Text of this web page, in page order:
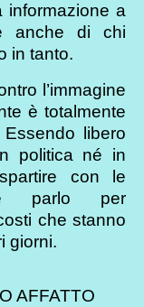
informazione a
anche di chi
in tanto.
l’immagine
è totalmente
libero
politica né in
con le
parlo per
che stanno
giorni.
AFFATTO